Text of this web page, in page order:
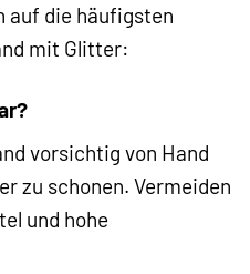
auf die häufigsten
mit Glitter:
vorsichtig von Hand
zu schonen. Vermeiden
und hohe